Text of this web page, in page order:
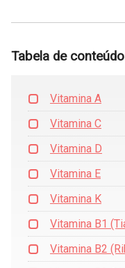
Tabela de
Vitamina A
Vitamina C
Vitamina D
Vitamina E
Vitamina K
Vitamina B1
Vitamina B2